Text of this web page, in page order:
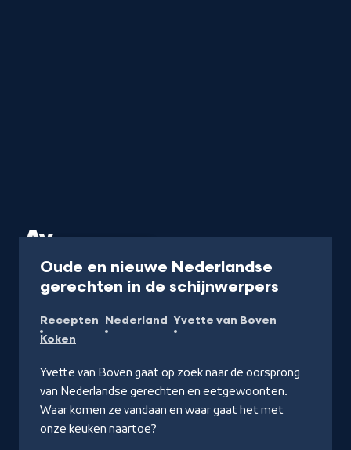
Oude en nieuwe Nederlandse
gerechten in de schijnwerpers
Recepten Nederland Yvette van Boven
Koken
Yvette van Boven gaat op zoek naar de oorsprong
van Nederlandse gerechten en eetgewoonten.
Waar komen ze vandaan en waar gaat het met
onze keuken naartoe?